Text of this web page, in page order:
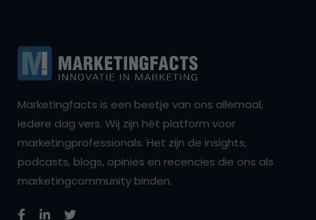
Marketingfacts is een beetje van ons allemaal,
iedere dag vers. Wij zijn hét platform voor
marketingprofessionals. Het zijn de insights,
podcasts, blogs, opinies en recencies die ons als
marketingcommunity binden.